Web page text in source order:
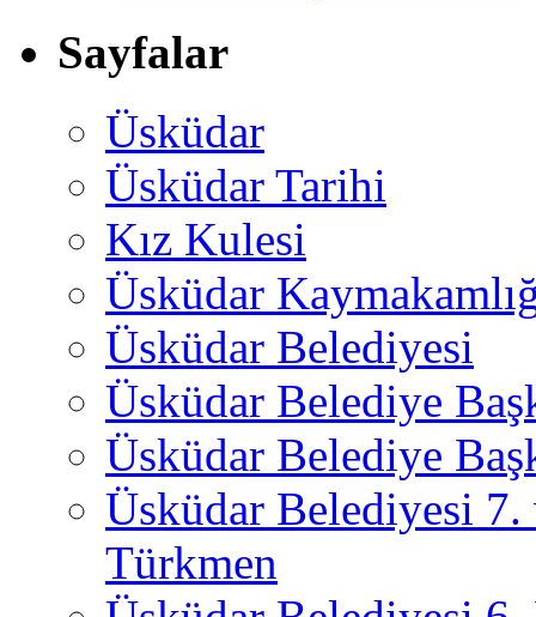
Sayfalar
Üsküdar
Üsküdar Tarihi
Kız Kulesi
Üsküdar
Üsküdar Belediyesi
Üsküdar Belediye
Üsküdar Belediye
Üsküdar Belediyesi
Türkmen